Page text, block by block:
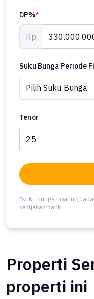
DP%*
Rp
Suku Bunga Periode
Tenor
*suku bunga floating
kebijakan bank
Properti
properti ini